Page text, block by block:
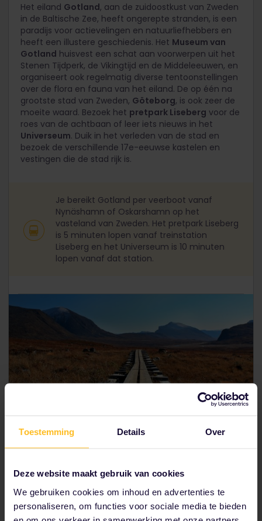
Toestemming Details Over
Deze website maakt gebruik van cookies
We gebruiken cookies om inhoud en advertenties te
personaliseren, om functies voor sociale media te bieden
Het eiland Gotland, aan de zuidoostkust van Zweden
in de Baltische Zee, heeft ongerepte stranden, is een
paradijs voor actievelingen en natuurliefhebbers en
heeft een illustere geschiedenis. Het Museum van
Gotland huisvest een schat aan voorwerpen uit het
Stenen Tijdperk, de Vikingtijd en de Middeleeuwen, en
organiseert ook regelmatig diverse tentoonstellingen
over de flora en fauna van het eiland. De op één na
grootste stad van Zweden, Göteborg, is ook zeer de
moeite waard. Bezoek het pretpark Liseberg voor de
roes van de achtbaan of leer iets nieuws in het
Universeum. Duik in het verleden van de stad en
bezoek de verschillende 17e-eeuwse kastelen en
vestingen die de stad rijk is.
Je bereikt Gotland per veerboot vanaf
Nynäshamn of Oskarshamn op het
vasteland van Zweden. Het pretpark Liseberg
is 5 minuten lopen vanaf treinstation
Liseberg en het Universeum is 10 minuten
lopen vanaf dat station.
Wandelpad Kungsleden, Abisko
Droomlandschap
Wie naar Zweden wil voor de prachtige natuur, moet
zeker een bezoekje brengen aan hetNationaal Park